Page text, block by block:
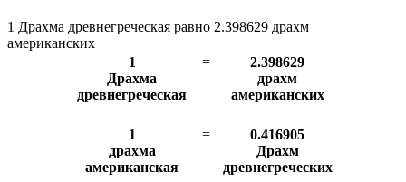
1 Драхма древнегреческая равно 2.398629 драхм
американских
1
Драхма
древнегреческая
=
2.398629
драхм
американских
1
драхма
американская
=
0.416905
Драхм
древнегреческих